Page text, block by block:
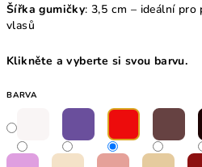
Šířka gumičky: 3,5 cm – ideální pro
vlasů
Klikněte a vyberte si svou barvu.
BARVA